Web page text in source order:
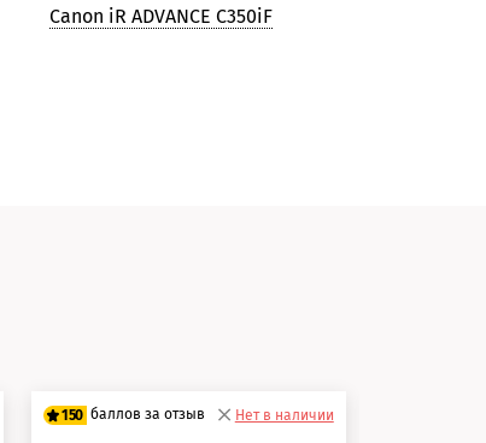
Canon iR ADVANCE C350iF
150 баллов за отзыв Нет в наличии